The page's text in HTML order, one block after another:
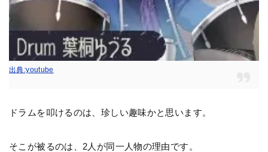
出典:youtube
ドラムを叩けるのは、珍しい趣味かと思います。
そこが被るのは、2人が同一人物の理由です。